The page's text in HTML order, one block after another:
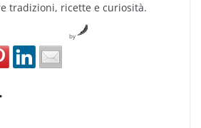
tradizioni, ricette e curiosità.
by